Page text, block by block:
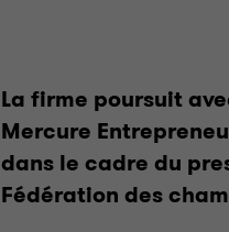
La firme poursuit
Mercure
dans le cadre du
Fédération des